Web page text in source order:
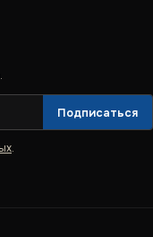
Подписаться
.